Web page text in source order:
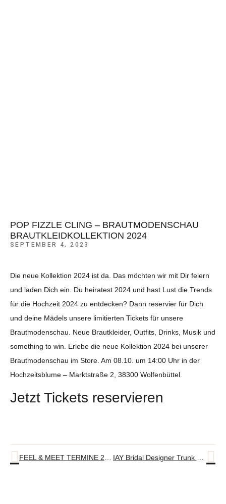
POP FIZZLE CLING – BRAUTMODENSCHAU
BRAUTKLEIDKOLLEKTION 2024
SEPTEMBER 4, 2023
Die neue Kollektion 2024 ist da. Das möchten wir mit Dir feiern
und laden Dich ein. Du heiratest 2024 und hast Lust die Trends
für die Hochzeit 2024 zu entdecken? Dann reservier für Dich
und deine Mädels unsere limitierten Tickets für unsere
Brautmodenschau. Neue Brautkleider, Outfits, Drinks, Musik und
something to win. Erlebe die neue Kollektion 2024 bei unserer
Brautmodenschau im Store. Am 08.10. um 14:00 Uhr in der
Hochzeitsblume – Marktstraße 2, 38300 Wolfenbüttel.
Jetzt Tickets reservieren